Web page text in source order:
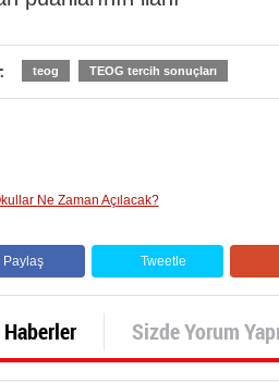
teog TEOG tercih sonuçları
Ne Zaman Açılacak?
Paylaş Tweetle
Sizde Yorum